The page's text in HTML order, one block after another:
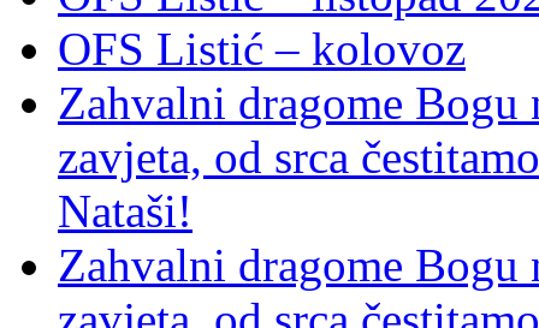
OFS Listić – kolovoz
Zahvalni dragome Bogu
zavjeta, od srca
Nataši!
Zahvalni dragome Bogu